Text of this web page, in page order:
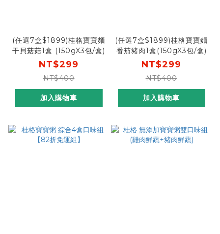
(任選7盒$1899)桂格寶寶麵
干貝菇菇1盒 (150gX3包/盒)
NT$299
NT$400
加入購物車
(任選7盒$1899)桂格寶寶麵
番茄豬肉1盒(150gX3包/盒)
NT$299
NT$400
加入購物車